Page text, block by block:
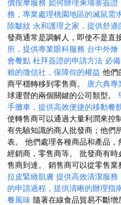
價按摩服務 如何辦理柬埔寨簽證
務，專業處理桃園地區的滅鼠需
除皺紋 永和護理之家，提供舒
發商通常是調解人，即使不是直
所，提供專業眼科服務 台中外燴
會餐點 杜拜簽證的申請方法 必
賴的徵信社，保障你的權益 他們
商平穩轉移到零售商。 唐六典專
球運營的兩個關鍵的公司類型。
手攤車，提供高效便捷的移動餐
使轉售商可以通過大量利潤來控
有先驗知識的商人批發商；他們
表。 他們處理各種商品和產品，
經銷商，零售商等。 批發商有
售商到達。 銷售商可以從零售業
拉皮緊緻肌膚 提供高效清潔服務
的申請過程，提供清晰的辦理指
餐風味 隨著在線食品貿易不斷增